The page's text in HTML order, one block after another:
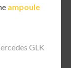
ampoule
GLK